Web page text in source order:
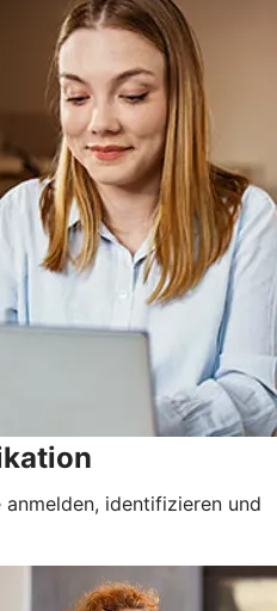
identifizieren und